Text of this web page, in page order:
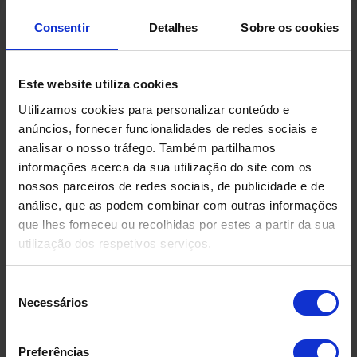
Consentir Detalhes Sobre os cookies
Este website utiliza cookies
Utilizamos cookies para personalizar conteúdo e
anúncios, fornecer funcionalidades de redes sociais e
analisar o nosso tráfego. Também partilhamos
informações acerca da sua utilização do site com os
nossos parceiros de redes sociais, de publicidade e de
análise, que as podem combinar com outras informações
que lhes forneceu ou recolhidas por estes a partir da sua
utilização dos respetivos serviços.
Necessários
Preferências